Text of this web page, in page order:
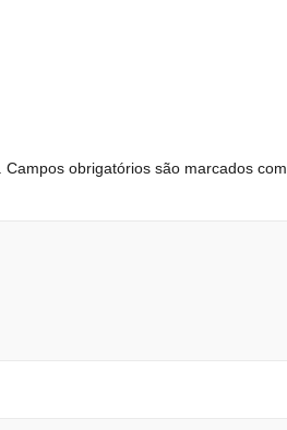
Campos obrigatórios são marcados com